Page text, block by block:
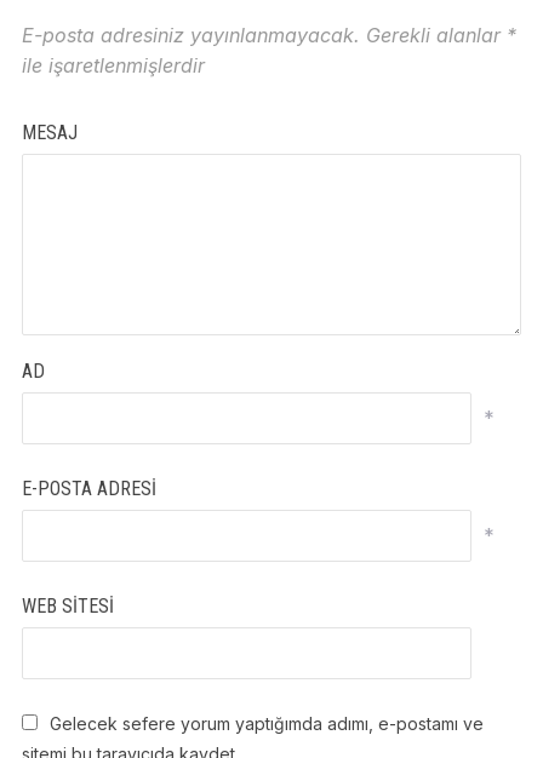
E-posta adresiniz yayınlanmayacak. Gerekli alanlar *
ile işaretlenmişlerdir
MESAJ
AD
*
E-POSTA ADRESI
*
WEB SITESI
Gelecek sefere yorum yaptığımda adımı, e-postamı ve